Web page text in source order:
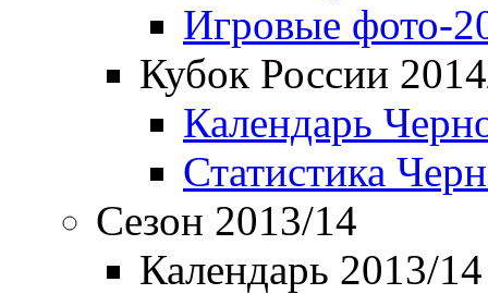
Игровые фото-
Кубок России
Календарь
Статистика
Сезон 2013/14
Календарь 2013/14